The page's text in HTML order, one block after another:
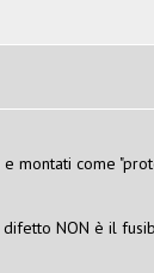
montati come
NON è il